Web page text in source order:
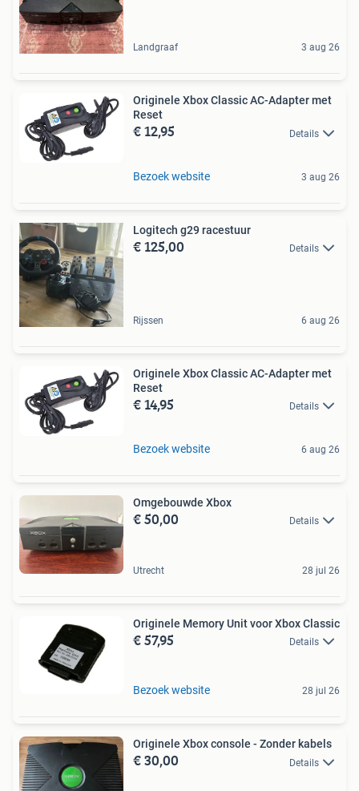
Landgraaf 3 aug 26
Originele Xbox Classic AC-Adapter met
Reset
€ 12,95 Details
Bezoek website 3 aug 26
Logitech g29 racestuur
€ 125,00 Details
Rijssen 6 aug 26
Originele Xbox Classic AC-Adapter met
Reset
€ 14,95 Details
Bezoek website 6 aug 26
Omgebouwde Xbox
€ 50,00 Details
Utrecht 28 jul 26
Originele Memory Unit voor Xbox Classic
€ 57,95 Details
Bezoek website 28 jul 26
Originele Xbox console - Zonder kabels
€ 30,00 Details